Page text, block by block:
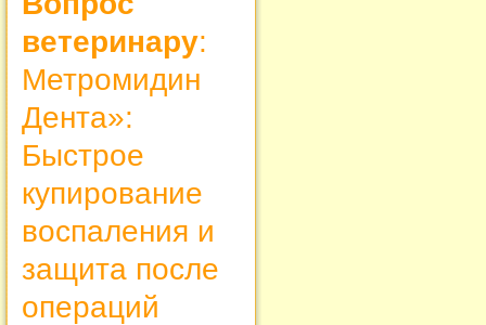
ветеринару:
Метромидин
Дента»:
Быстрое
купирование
воспаления и
защита после
операций